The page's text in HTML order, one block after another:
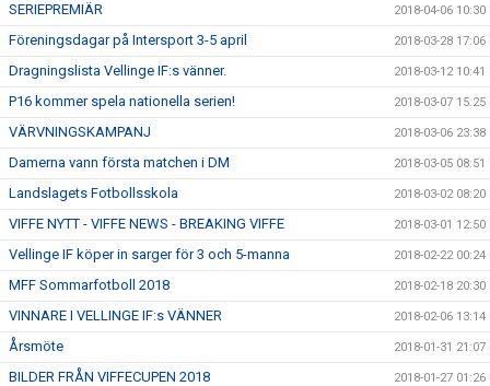
SERIEPREMIÄR 2018-04-06 10:30
Föreningsdagar på Intersport 3-5 april 2018-03-28 17:06
Dragningslista Vellinge IF:s vänner. 2018-03-12 10:41
P16 kommer spela nationella serien! 2018-03-07 15:25
VÄRVNINGSKAMPANJ 2018-03-06 23:38
Damerna vann första matchen i DM 2018-03-05 08:51
Landslagets Fotbollsskola 2018-03-02 08:20
VIFFE NYTT - VIFFE NEWS - BREAKING VIFFE 2018-03-01 12:50
Vellinge IF köper in sarger för 3 och 5-manna 2018-02-22 00:24
MFF Sommarfotboll 2018 2018-02-18 20:30
VINNARE I VELLINGE IF:s VÄNNER 2018-02-06 13:14
Årsmöte 2018-01-31 21:07
BILDER FRÅN VIFFECUPEN 2018 2018-01-27 01:26